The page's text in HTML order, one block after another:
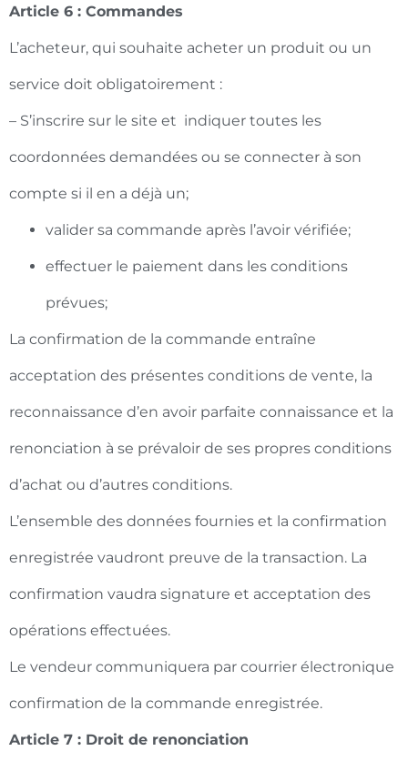
Article 6 : Commandes
L’acheteur, qui souhaite acheter un produit ou un
service doit obligatoirement :
– S’inscrire sur le site et indiquer toutes les
coordonnées demandées ou se connecter à son
compte si il en a déjà un;
valider sa commande après l’avoir vérifiée;
effectuer le paiement dans les conditions
prévues;
La confirmation de la commande entraîne
acceptation des présentes conditions de vente, la
reconnaissance d’en avoir parfaite connaissance et la
renonciation à se prévaloir de ses propres conditions
d’achat ou d’autres conditions.
L’ensemble des données fournies et la confirmation
enregistrée vaudront preuve de la transaction. La
confirmation vaudra signature et acceptation des
opérations effectuées.
Le vendeur communiquera par courrier électronique
confirmation de la commande enregistrée.
Article 7 : Droit de renonciation